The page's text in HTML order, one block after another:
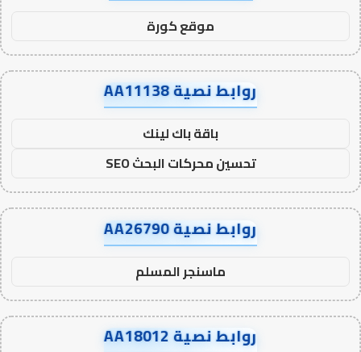
موقع كورة
روابط نصية AA11138
باقة باك لينك
تحسين محركات البحث SEO
روابط نصية AA26790
ماسنجر المسلم
روابط نصية AA18012